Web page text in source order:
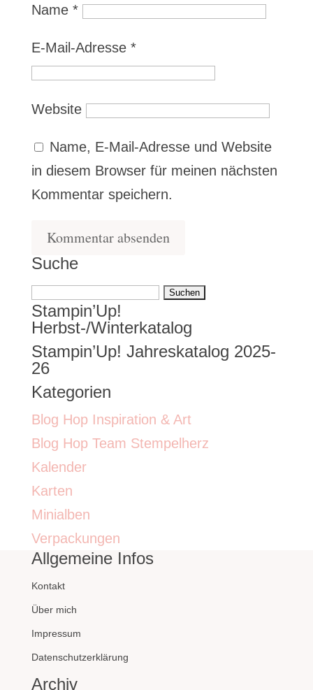
Name *
E-Mail-Adresse *
Website
Name, E-Mail-Adresse und Website
in diesem Browser für meinen nächsten
Kommentar speichern.
Suche
Suchen
nach:
Stampin’Up!
Herbst-/Winterkatalog
Stampin’Up! Jahreskatalog 2025-
26
Kategorien
Blog Hop Inspiration & Art
Blog Hop Team Stempelherz
Kalender
Karten
Minialben
Verpackungen
Allgemeine Infos
Kontakt
Über mich
Impressum
Datenschutzerklärung
Archiv